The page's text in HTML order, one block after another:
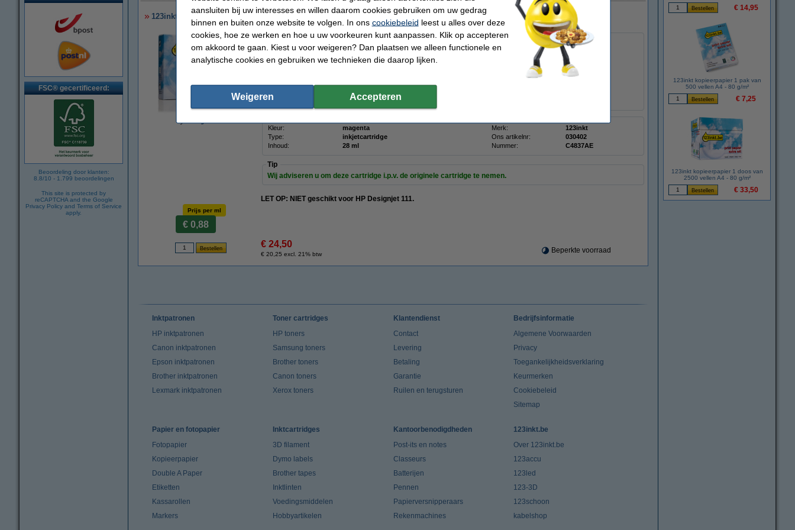
FSC® gecertificeerd:
Beoordeling door klanten:
8.8/10 - 1.799 beoordelingen
This site is protected by
reCAPTCHA and the Google
Privacy Policy and Terms of Service
apply.
123inkt huismerk vervangt HP 11 (C4837AE) inktcartridge magenta Levering in de week van 10-08-2026!
Omschrijving
Bespaar
op uw inkt (zonder kwaliteitsverlies)!
123inkt huismerk HP cartridge magenta.
Dezelfde inhoud als origineel, alleen veel goedkoper ! U ziet het verschil in uw portemonnee !!!
Uiteraard met 100% garantie.
Levering in de week van 10-08-2026!
Kleur: magenta Merk:
123inkt
Type:
inkjetcartridge Ons artikelnr:
030402
Inhoud:
28 ml Nummer: C4837AE
Tip
Wij adviseren u om deze cartridge i.p.v. de originele cartridge te nemen.
LET OP: NIET geschikt voor HP Designjet 111.
Prijs per ml
€ 0,88
€ 24,50
€ 20,25 excl. 21% btw Beperkte voorraad
€ 14,95
123inkt kopieerpapier 1 pak van
500 vellen A4 - 80 g/m²
€ 7,25
123inkt kopieerpapier 1 doos van
2500 vellen A4 - 80 g/m²
€ 33,50
Inktpatronen
HP inktpatronen
Canon inktpatronen
Epson inktpatronen
Brother inktpatronen
Lexmark inktpatronen
Toner cartridges
HP toners
Samsung toners
Brother toners
Canon toners
Xerox toners
Klantendienst
Contact
Levering
Betaling
Garantie
Ruilen en terugsturen
Bedrijfsinformatie
Algemene Voorwaarden
Privacy
Toegankelijkheidsverklaring
Keurmerken
Cookiebeleid
Sitemap
Papier en fotopapier
Fotopapier
Kopieerpapier
Double A Paper
Etiketten
Kassarollen
Markers
Inktcartridges
3D filament
Dymo labels
Brother tapes
Inktlinten
Voedingsmiddelen
Hobbyartikelen
Kantoorbenodigdheden
Post-its en notes
Classeurs
Batterijen
Pennen
Papierversnipperaars
Rekenmachines
123inkt.be
Over 123inkt.be
123accu
123led
123-3D
123schoon
kabelshop
aansluiten bij uw interesses en willen daarom cookies gebruiken om uw gedrag
binnen en buiten onze website te volgen. In ons cookiebeleid leest u alles over deze
cookies, hoe ze werken en hoe u uw voorkeuren kunt aanpassen. Klik op accepteren
om akkoord te gaan. Kiest u voor weigeren? Dan plaatsen we alleen functionele en
analytische cookies en gebruiken we technieken die daarop lijken.
Weigeren Accepteren